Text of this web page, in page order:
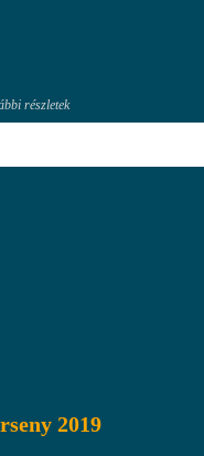
részletek
2019